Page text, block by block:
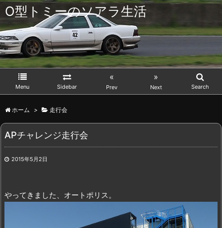
O型トミーのソアラ生活
Menu Sidebar
«
Prev
»
Next Search
ホーム > 走行会
APチャレンジ走行会
2015年5月2日
やってきました、オートポリス。